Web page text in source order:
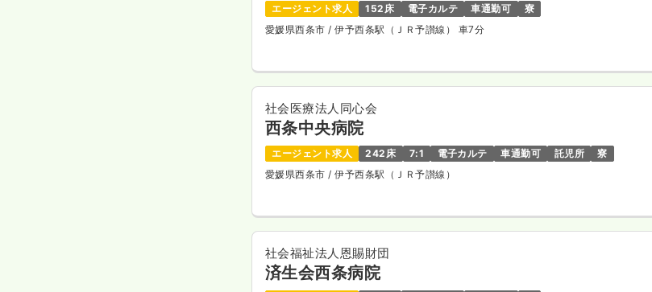
エージェント求人 152床 電子カルテ 車通勤可
寮
愛媛県西条市/ 伊予西条駅（ＪＲ予讃線） 車7分
社会医療法人同心会
西条中央病院
エージェント求人 242床 7:1 電子カルテ 車通勤可 託児所
寮
愛媛県西条市/ 伊予西条駅（ＪＲ予讃線）
社会福祉法人恩賜財団
済生会西条病院